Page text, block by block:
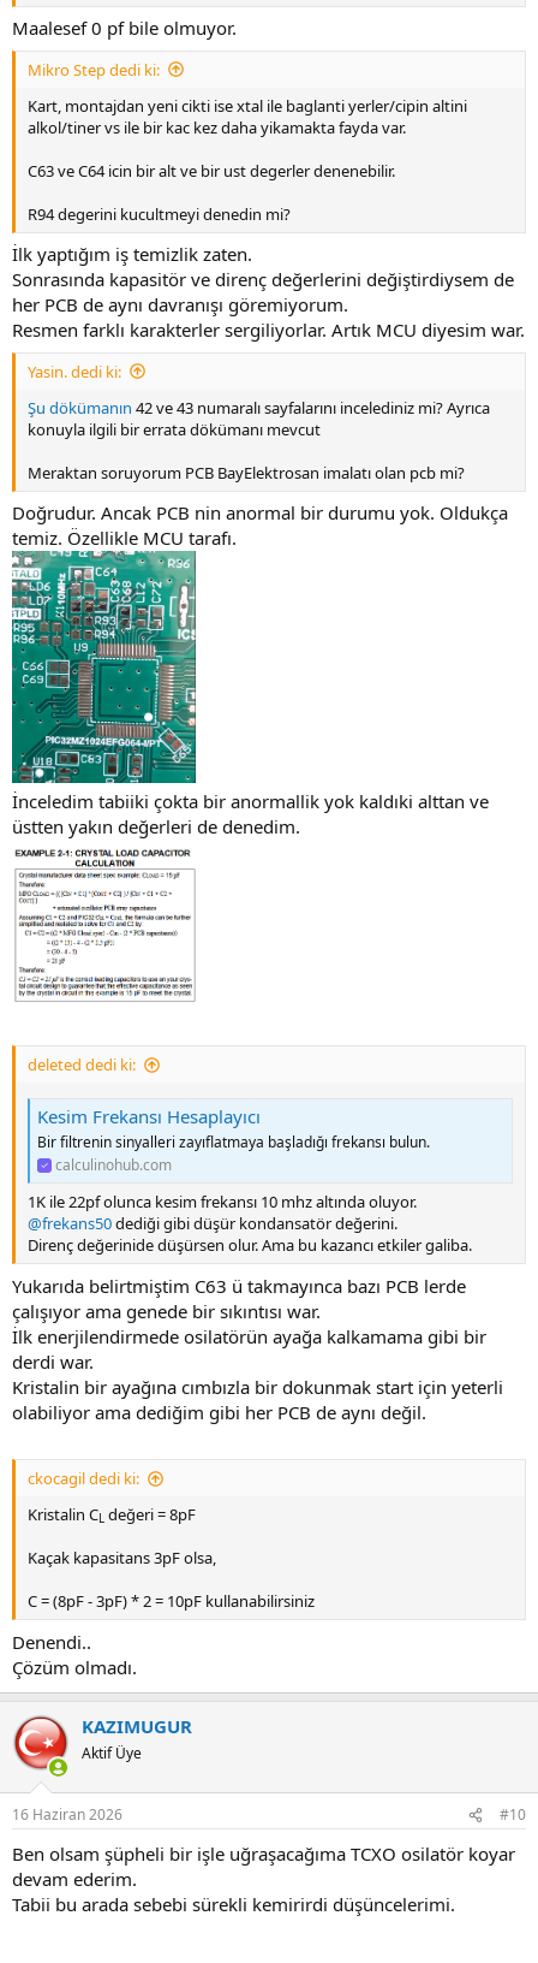
Maalesef 0 pf bile olmuyor.
Mikro Step dedi ki:
Kart, montajdan yeni cikti ise xtal ile baglanti yerler/cipin altini
alkol/tiner vs ile bir kac kez daha yikamakta fayda var.
C63 ve C64 icin bir alt ve bir ust degerler denenebilir.
R94 degerini kucultmeyi denedin mi?
İlk yaptığım iş temizlik zaten.
Sonrasında kapasitör ve direnç değerlerini değiştirdiysem de
her PCB de aynı davranışı göremiyorum.
Resmen farklı karakterler sergiliyorlar. Artık MCU diyesim war.
Yasin. dedi ki:
Şu dökümanın 42 ve 43 numaralı sayfalarını incelediniz mi? Ayrıca
konuyla ilgili bir errata dökümanı mevcut
Meraktan soruyorum PCB BayElektrosan imalatı olan pcb mi?
Doğrudur. Ancak PCB nin anormal bir durumu yok. Oldukça
temiz. Özellikle MCU tarafı.
İnceledim tabiiki çokta bir anormallik yok kaldıki alttan ve
üstten yakın değerleri de denedim.
deleted dedi ki:
Kesim Frekansı Hesaplayıcı
Bir filtrenin sinyalleri zayıflatmaya başladığı frekansı bulun.
calculinohub.com
1K ile 22pf olunca kesim frekansı 10 mhz altında oluyor.
@frekans50dediği gibi düşür kondansatör değerini.
Direnç değerinide düşürsen olur. Ama bu kazancı etkiler galiba.
Yukarıda belirtmiştim C63 ü takmayınca bazı PCB lerde
çalışıyor ama genede bir sıkıntısı war.
İlk enerjilendirmede osilatörün ayağa kalkamama gibi bir
derdi war.
Kristalin bir ayağına cımbızla bir dokunmak start için yeterli
olabiliyor ama dediğim gibi her PCB de aynı değil.
ckocagil dedi ki:
Kristalin CL değeri = 8pF
Kaçak kapasitans 3pF olsa,
C = (8pF - 3pF) * 2 = 10pF kullanabilirsiniz
Denendi..
Çözüm olmadı.
KAZIMUGUR
Aktif Üye
16 Haziran 2026 #10
Ben olsam şüpheli bir işle uğraşacağıma TCXO osilatör koyar
devam ederim.
Tabii bu arada sebebi sürekli kemirirdi düşüncelerimi.